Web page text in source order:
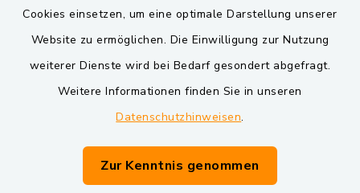
Cookies einsetzen, um eine optimale Darstellung unserer
Website zu ermöglichen. Die Einwilligung zur Nutzung
weiterer Dienste wird bei Bedarf gesondert abgefragt.
Weitere Informationen finden Sie in unseren
Datenschutzhinweisen.
Zur Kenntnis genommen
Barrierefreiheit
Impressum